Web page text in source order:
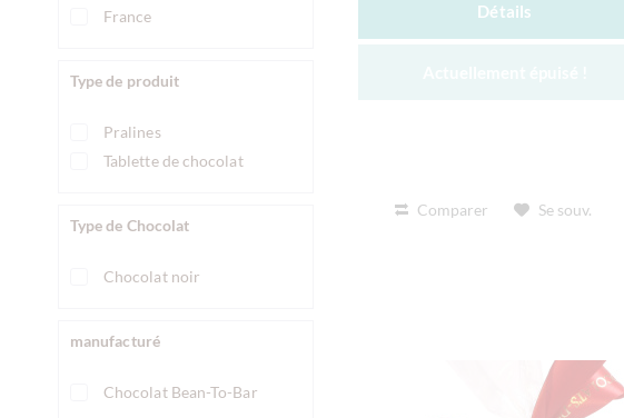
France
Type de produit
Pralines
Tablette de chocolat
Type de Chocolat
Chocolat noir
manufacturé
Chocolat Bean-To-Bar
Détails
Comparer Se souv.